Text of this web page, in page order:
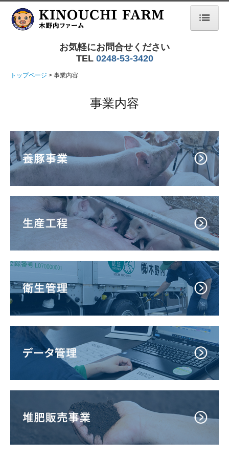
トップページ
農場HACAPP・JGAP認証
販売しているお店
事業内容
養豚事業
生産工程
衛生管理
データ管理
堆肥販売事業
スタッフ紹介
お気軽にお問合せください
TEL 0248-53-3420
トップページ 事業内容
事業内容